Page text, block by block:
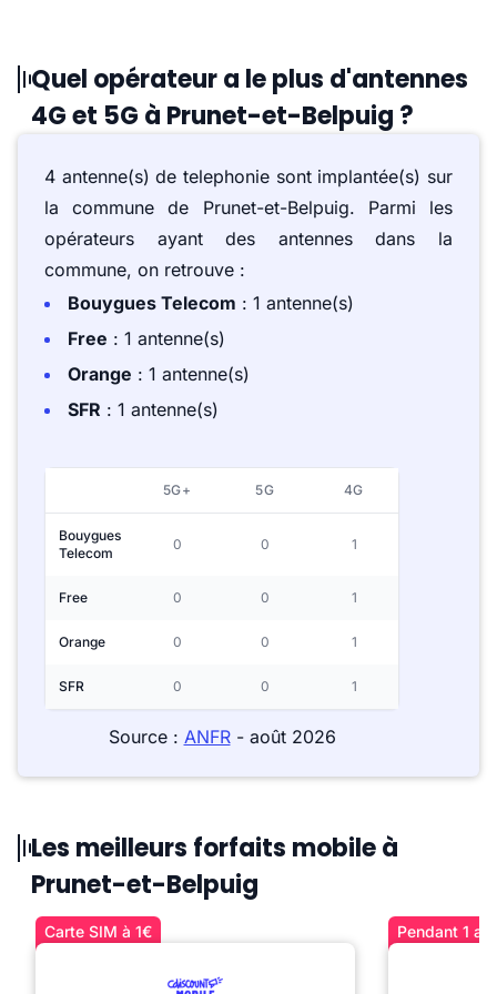
Quel opérateur a le plus d'antennes
4G et 5G à Prunet-et-Belpuig ?
4 antenne(s) de telephonie sont implantée(s) sur
la commune de Prunet-et-Belpuig. Parmi les
opérateurs ayant des antennes dans la
commune, on retrouve :
Bouygues Telecom : 1 antenne(s)
Free : 1 antenne(s)
Orange : 1 antenne(s)
SFR : 1 antenne(s)
5G+ 5G 4G
Bouygues
Telecom
0 0 1
Free 0 0 1
Orange 0 0 1
SFR 0 0 1
Source : ANFR- août 2026
Les meilleurs forfaits mobile à
Prunet-et-Belpuig
Carte SIM à 1€ Pendant 1